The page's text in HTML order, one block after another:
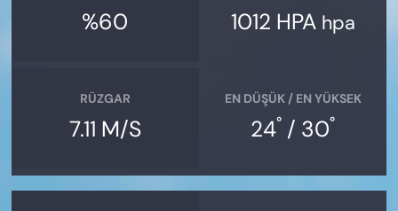
%60 1012 HPA hpa
RÜZGAR
7.11 M/S
EN DÜŞÜK / EN YÜKSEK
24° / 30°